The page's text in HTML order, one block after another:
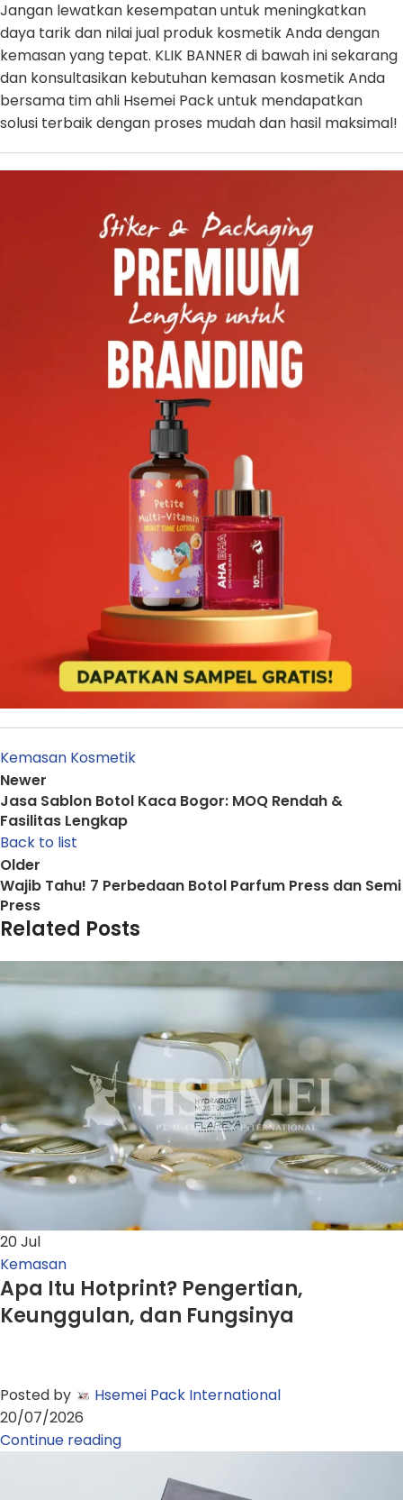
Jangan lewatkan kesempatan untuk meningkatkan
daya tarik dan nilai jual produk kosmetik Anda dengan
kemasan yang tepat. KLIK BANNER di bawah ini sekarang
dan konsultasikan kebutuhan kemasan kosmetik Anda
bersama tim ahli Hsemei Pack untuk mendapatkan
solusi terbaik dengan proses mudah dan hasil maksimal!
Kemasan Kosmetik
Newer
Jasa Sablon Botol Kaca Bogor: MOQ Rendah &
Fasilitas Lengkap
Back to list
Older
Wajib Tahu! 7 Perbedaan Botol Parfum Press dan Semi
Press
Related Posts
20Jul
Kemasan
Apa Itu Hotprint? Pengertian,
Keunggulan, dan Fungsinya
Posted by
Hsemei Pack International
20/07/2026
Continue reading